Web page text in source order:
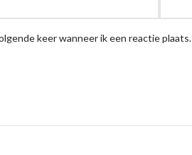
keer wanneer ik een reactie plaats.